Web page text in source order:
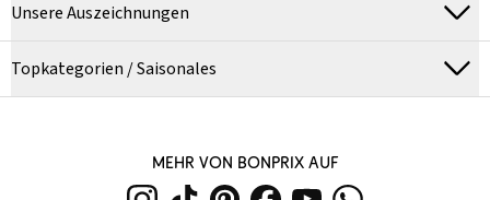
Unsere Auszeichnungen
Topkategorien / Saisonales
MEHR VON BONPRIX AUF